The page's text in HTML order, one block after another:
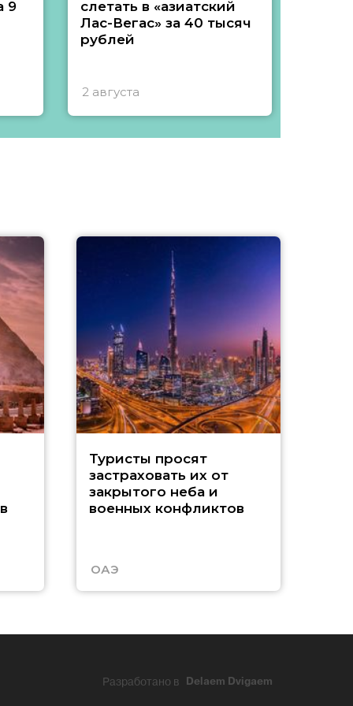
9
слетать в «азиатский
Лас-Вегас» за 40 тысяч
рублей
2 августа
Туристы просят
застраховать их от
закрытого неба и
военных конфликтов
ОАЭ
Разработано в Delaem Dvigaem